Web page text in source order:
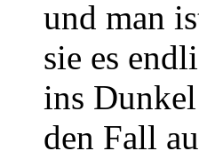
und man
sie es
ins
den Fall